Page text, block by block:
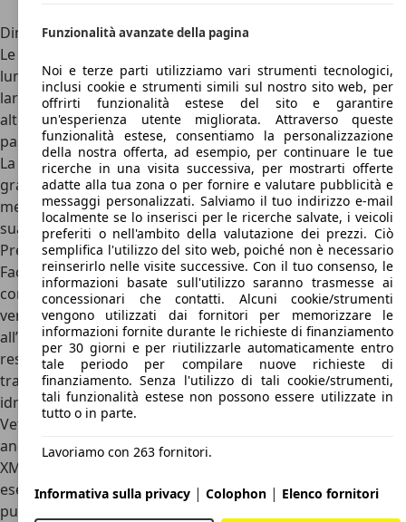
Dimensioni Citroen XM
Le dimensioni della Citroen XM sono:
lunghezza 4,81 metri
larghezza 1,79 metri
altezza 1,39 metri
passo 2,85 metri
La Citroen XM si è sempre imposta come unaberlina di
gran lusso dalla linee avveniristichein grado di piacere o
meno, regalava linee rigide e davvero fuori dai canoni della
sua epoca.
Prezzi Citroen XM
Facendo apposite ricerche sul mercato dell’usato si nota
come non siano molti gli esemplari di Citroen XM in
vendita. I prezzi a cui si possono trovare le XM sono legati
all’età della vettura, allo stato di mantenimento o di
restauro della vettura, al chilometraggio e, cosa non
trascurabile, dalle condizioni delle sospensioni
idropneumatiche Citroen.
Vetture in condizioni non ottimali si possono trovare
anche a meno di 1.000 euro ma per mettersi in garage una
XM in buone condizioni occorrono almeno 5.000 euro
esempio, una XM equipaggiata con il 2.0 da 121 cavalli si
può acquistare a 5.490 euro mentre per le più potenti 2.0
Funzionalità avanzate della pagina
Noi e terze parti utilizziamo vari strumenti tecnologici,
inclusi cookie e strumenti simili sul nostro sito web, per
offrirti funzionalità estese del sito e garantire
un'esperienza utente migliorata. Attraverso queste
funzionalità estese, consentiamo la personalizzazione
della nostra offerta, ad esempio, per continuare le tue
ricerche in una visita successiva, per mostrarti offerte
adatte alla tua zona o per fornire e valutare pubblicità e
messaggi personalizzati. Salviamo il tuo indirizzo e-mail
localmente se lo inserisci per le ricerche salvate, i veicoli
preferiti o nell'ambito della valutazione dei prezzi. Ciò
semplifica l'utilizzo del sito web, poiché non è necessario
reinserirlo nelle visite successive. Con il tuo consenso, le
informazioni basate sull'utilizzo saranno trasmesse ai
concessionari che contatti. Alcuni cookie/strumenti
vengono utilizzati dai fornitori per memorizzare le
informazioni fornite durante le richieste di finanziamento
per 30 giorni e per riutilizzarle automaticamente entro
tale periodo per compilare nuove richieste di
finanziamento. Senza l'utilizzo di tali cookie/strumenti,
tali funzionalità estese non possono essere utilizzate in
tutto o in parte.
Lavoriamo con 263 fornitori.
Informativa sulla privacy | Colophon | Elenco fornitori